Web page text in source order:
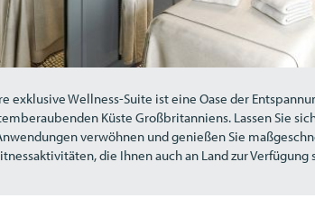
exklusive Wellness-Suite ist eine Oase der
Küste Großbritanniens. Lassen Sie
verwöhnen und genießen Sie
die Ihnen auch an Land zur Verfügung